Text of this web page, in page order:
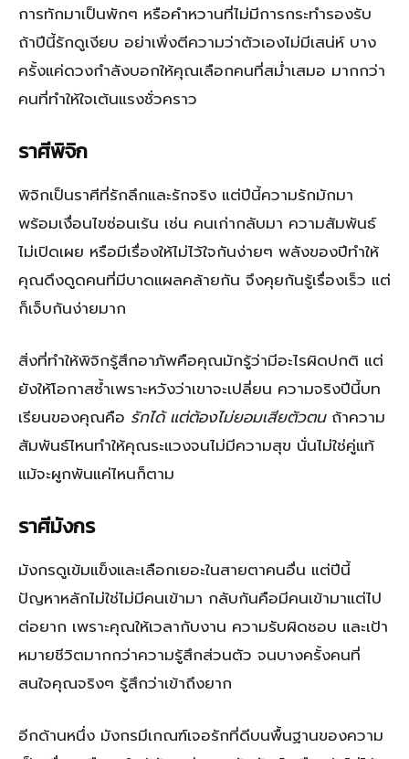
การทักมาเป็นพักๆ หรือคำหวานที่ไม่มีการกระทำรองรับ
ถ้าปีนี้รักดูเงียบ อย่าเพิ่งตีความว่าตัวเองไม่มีเสน่ห์ บาง
ครั้งแค่ดวงกำลังบอกให้คุณเลือกคนที่สม่ำเสมอ มากกว่า
คนที่ทำให้ใจเต้นแรงชั่วคราว
ราศีพิจิก
พิจิกเป็นราศีที่รักลึกและรักจริง แต่ปีนี้ความรักมักมา
พร้อมเงื่อนไขซ่อนเร้น เช่น คนเก่ากลับมา ความสัมพันธ์
ไม่เปิดเผย หรือมีเรื่องให้ไม่ไว้ใจกันง่ายๆ พลังของปีทำให้
คุณดึงดูดคนที่มีบาดแผลคล้ายกัน จึงคุยกันรู้เรื่องเร็ว แต่
ก็เจ็บกันง่ายมาก
สิ่งที่ทำให้พิจิกรู้สึกอาภัพคือคุณมักรู้ว่ามีอะไรผิดปกติ แต่
ยังให้โอกาสซ้ำเพราะหวังว่าเขาจะเปลี่ยน ความจริงปีนี้บท
เรียนของคุณคือ รักได้ แต่ต้องไม่ยอมเสียตัวตนถ้าความ
สัมพันธ์ไหนทำให้คุณระแวงจนไม่มีความสุข นั่นไม่ใช่คู่แท้
แม้จะผูกพันแค่ไหนก็ตาม
ราศีมังกร
มังกรดูเข้มแข็งและเลือกเยอะในสายตาคนอื่น แต่ปีนี้
ปัญหาหลักไม่ใช่ไม่มีคนเข้ามา กลับกันคือมีคนเข้ามาแต่ไป
ต่อยาก เพราะคุณให้เวลากับงาน ความรับผิดชอบ และเป้า
หมายชีวิตมากกว่าความรู้สึกส่วนตัว จนบางครั้งคนที่
สนใจคุณจริงๆ รู้สึกว่าเข้าถึงยาก
อีกด้านหนึ่ง มังกรมีเกณฑ์เจอรักที่ดีบนพื้นฐานของความ